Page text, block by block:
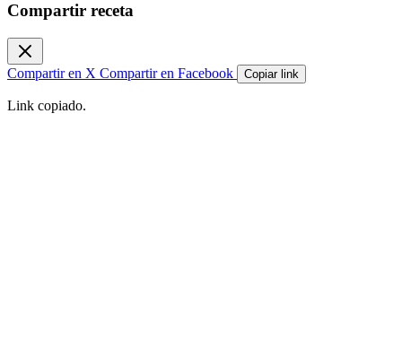
Compartir receta
Compartir en X Compartir en Facebook Copiar link
Link copiado.